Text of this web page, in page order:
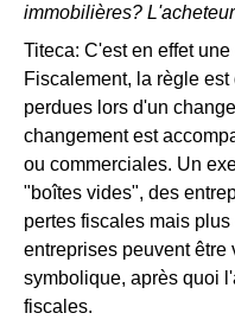
immobilières?
Titeca: C'est en effet
Fiscalement, la règle
perdues lors d'un
changement est
ou commerciales. Un
"boîtes vides", des
pertes fiscales mais
entreprises peuvent être
symbolique, après quoi
fiscales.